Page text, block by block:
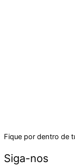
Fique por dentro de
Siga-nos